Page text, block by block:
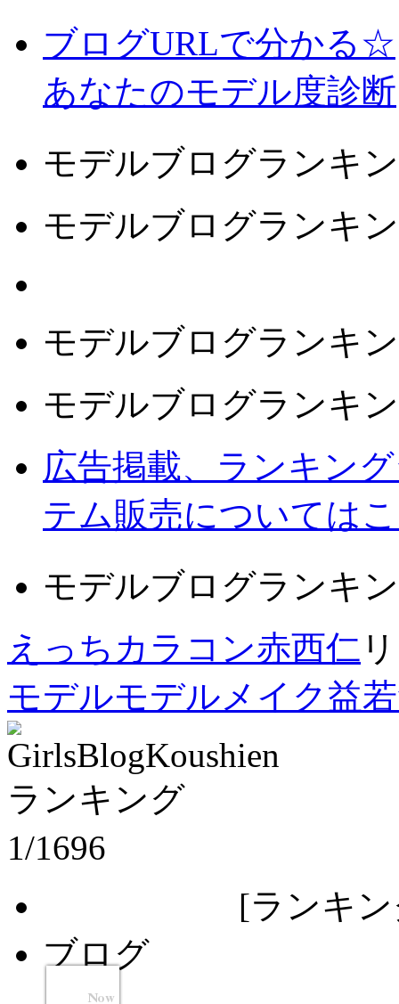
ブログURLで分かる☆
あなたのモデル度診断
モデルブログランキ
モデルブログランキ
モデルブログランキ
モデルブログランキ
広告掲載、ランキン
テム販売については
モデルブログランキ
えっち カラコン赤西仁
モデルモデルメイク益
1/1696
[ランキン
ブログ